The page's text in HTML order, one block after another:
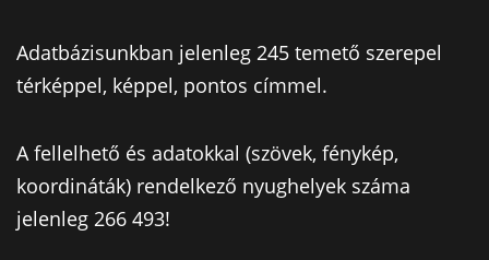
Adatbázisunkban jelenleg 245 temető szerepel
térképpel, képpel, pontos címmel.
A fellelhető és adatokkal (szövek, fénykép,
koordináták) rendelkező nyughelyek száma
jelenleg 266 493!